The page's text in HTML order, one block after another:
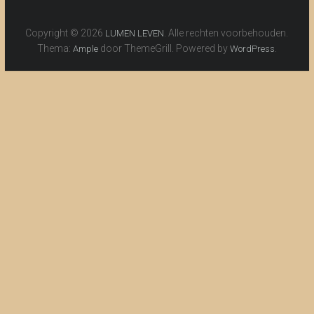
Copyright © 2026 LUMEN LEVEN . Alle rechten voorbehouden.
Thema: Ampledoor ThemeGrill. Powered by WordPress